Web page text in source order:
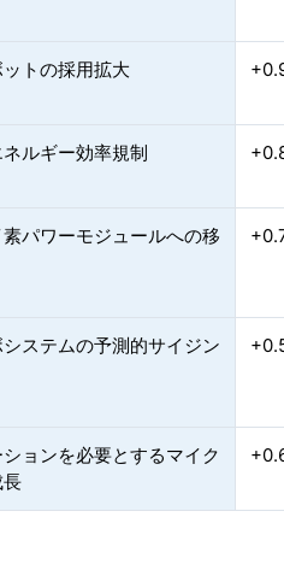
トの採用拡大
ルギー効率規制
パワーモジュールへの移
ステムの予測的サイジン
ョンを必要とするマイク